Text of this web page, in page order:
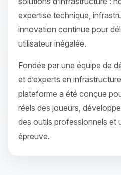
expertise technique,
innovation continue pour
utilisateur inégalée.
Fondée par une équipe de
et d’experts en
plateforme a été conçue
réels des joueurs,
des outils professionnels et
épreuve.